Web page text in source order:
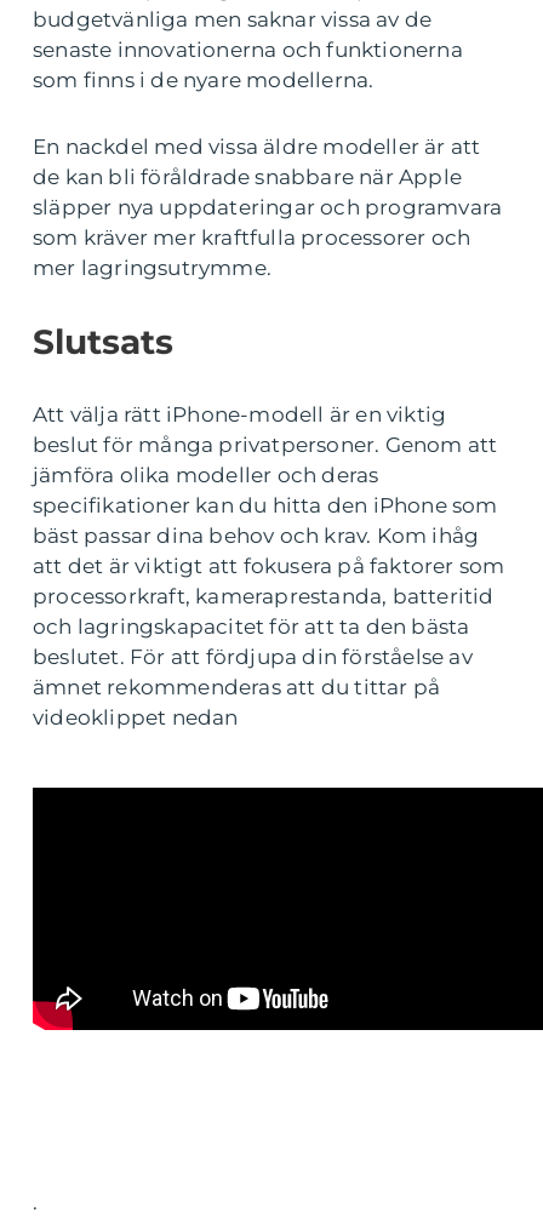
budgetvänliga men saknar vissa av de
senaste innovationerna och funktionerna
som finns i de nyare modellerna.
En nackdel med vissa äldre modeller är att
de kan bli föråldrade snabbare när Apple
släpper nya uppdateringar och programvara
som kräver mer kraftfulla processorer och
mer lagringsutrymme.
Slutsats
Att välja rätt iPhone-modell är en viktig
beslut för många privatpersoner. Genom att
jämföra olika modeller och deras
specifikationer kan du hitta den iPhone som
bäst passar dina behov och krav. Kom ihåg
att det är viktigt att fokusera på faktorer som
processorkraft, kameraprestanda, batteritid
och lagringskapacitet för att ta den bästa
beslutet. För att fördjupa din förståelse av
ämnet rekommenderas att du tittar på
videoklippet nedan
.